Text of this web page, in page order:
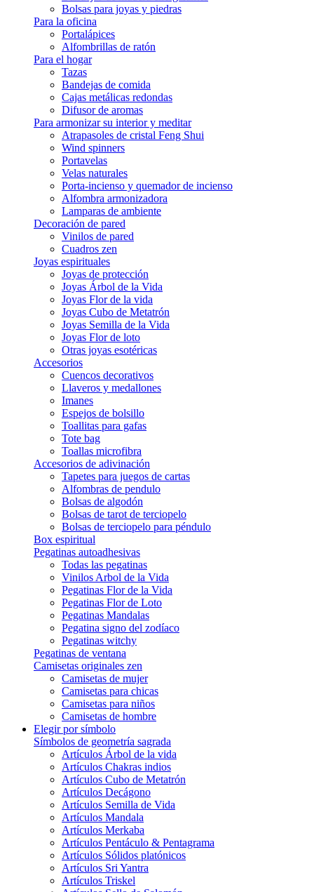
Bolsas para joyas y piedras
Para la oficina
Portalápices
Alfombrillas de ratón
Para el hogar
Tazas
Bandejas de comida
Cajas metálicas redondas
Difusor de aromas
Para armonizar su interior y meditar
Atrapasoles de cristal Feng Shui
Wind spinners
Portavelas
Velas naturales
Porta-incienso y quemador de incienso
Alfombra armonizadora
Lamparas de ambiente
Decoración de pared
Vinilos de pared
Cuadros zen
Joyas espirituales
Joyas de protección
Joyas Árbol de la Vida
Joyas Flor de la vida
Joyas Cubo de Metatrón
Joyas Semilla de la Vida
Joyas Flor de loto
Otras joyas esotéricas
Accesorios
Cuencos decorativos
Llaveros y medallones
Imanes
Espejos de bolsillo
Toallitas para gafas
Tote bag
Toallas microfibra
Accesorios de adivinación
Tapetes para juegos de cartas
Alfombras de pendulo
Bolsas de algodón
Bolsas de tarot de terciopelo
Bolsas de terciopelo para péndulo
Box espiritual
Pegatinas autoadhesivas
Todas las pegatinas
Vinilos Arbol de la Vida
Pegatinas Flor de la Vida
Pegatinas Flor de Loto
Pegatinas Mandalas
Pegatina signo del zodíaco
Pegatinas witchy
Pegatinas de ventana
Camisetas originales zen
Camisetas de mujer
Camisetas para chicas
Camisetas para niños
Camisetas de hombre
Elegir por símbolo
Símbolos de geometría sagrada
Artículos Árbol de la vida
Artículos Chakras indios
Artículos Cubo de Metatrón
Artículos Decágono
Artículos Semilla de Vida
Artículos Mandala
Artículos Merkaba
Artículos Pentáculo & Pentagrama
Artículos Sólidos platónicos
Artículos Sri Yantra
Artículos Triskel